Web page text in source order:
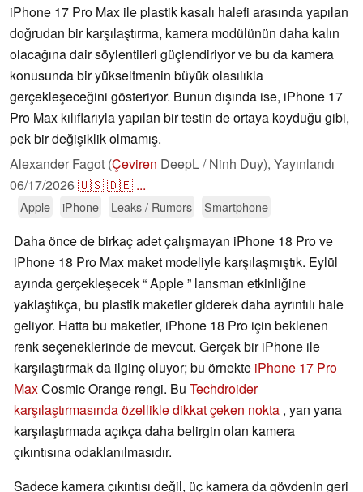
iPhone 17 Pro Max ile plastik kasalı halefi arasında yapılan
doğrudan bir karşılaştırma, kamera modülünün daha kalın
olacağına dair söylentileri güçlendiriyor ve bu da kamera
konusunda bir yükseltmenin büyük olasılıkla
gerçekleşeceğini gösteriyor. Bunun dışında ise, iPhone 17
Pro Max kılıflarıyla yapılan bir testin de ortaya koyduğu gibi,
pek bir değişiklik olmamış.
Alexander Fagot (Çeviren DeepL / Ninh Duy), Yayınlandı
06/17/2026🇺🇸🇩🇪 ...
Apple iPhone Leaks / Rumors Smartphone
Daha önce de birkaç adet çalışmayan iPhone 18 Pro ve
iPhone 18 Pro Max maket modeliyle karşılaşmıştık. Eylül
ayında gerçekleşecek “ Apple ” lansman etkinliğine
yaklaştıkça, bu plastik maketler giderek daha ayrıntılı hale
geliyor. Hatta bu maketler, iPhone 18 Pro için beklenen
renk seçeneklerinde de mevcut. Gerçek bir iPhone ile
karşılaştırmak da ilginç oluyor; bu örnekte iPhone 17 Pro
MaxCosmic Orange rengi. Bu Techdroider
karşılaştırmasında özellikle dikkat çeken nokta , yan yana
karşılaştırmada açıkça daha belirgin olan kamera
çıkıntısına odaklanılmasıdır.
Sadece kamera çıkıntısı değil, üç kamera da gövdenin geri